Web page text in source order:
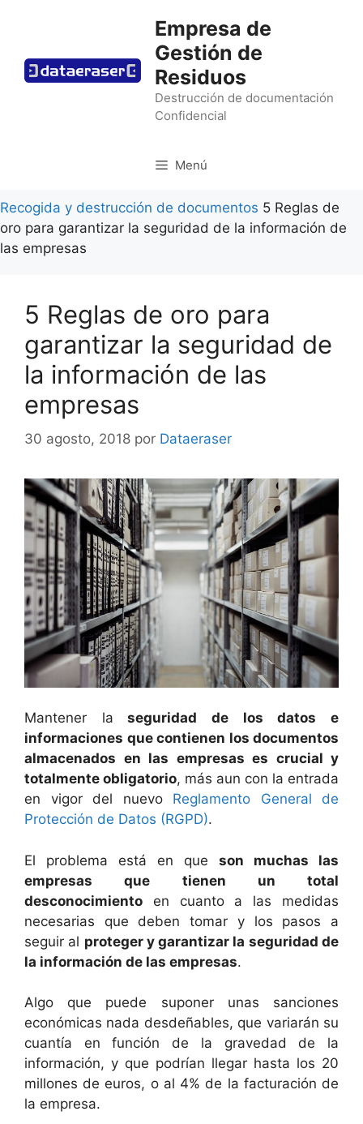
Empresa de
Gestión de
Residuos
Destrucción de documentación
Confidencial
Menú
Recogida y destrucción de documentos 5 Reglas de
oro para garantizar la seguridad de la información de
las empresas
5 Reglas de oro para
garantizar la seguridad de
la información de las
empresas
30 agosto, 2018 por Dataeraser
Mantener la seguridad de los datos e
informaciones que contienen los documentos
almacenados en las empresas es crucial y
totalmente obligatorio, más aun con la entrada
en vigor del nuevo Reglamento General de
Protección de Datos (RGPD).
El problema está en que son muchas las
empresas que tienen un total
desconocimiento en cuanto a las medidas
necesarias que deben tomar y los pasos a
seguir al proteger y garantizar la seguridad de
la información de las empresas.
Algo que puede suponer unas sanciones
económicas nada desdeñables, que variarán su
cuantía en función de la gravedad de la
información, y que podrían llegar hasta los 20
millones de euros, o al 4% de la facturación de
la empresa.